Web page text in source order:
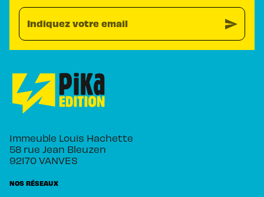
Indiquez votre email send
Immeuble Louis Hachette
58 rue Jean Bleuzen
92170 VANVES
NOS RÉSEAUX